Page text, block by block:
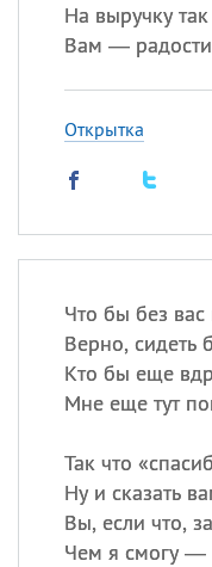
На выручку
Вам — радости
Открытка
Что бы без вас
Верно, сидеть
Кто бы еще
Мне еще тут
Так что
Ну и сказать
Вы, если что,
Чем я смогу —